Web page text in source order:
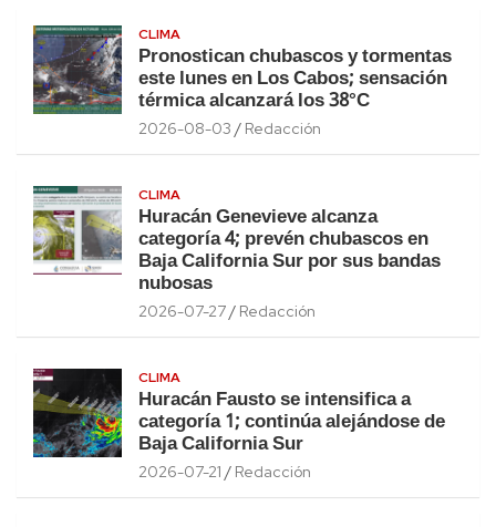
CLIMA
Pronostican chubascos y tormentas
este lunes en Los Cabos; sensación
térmica alcanzará los 38°C
2026-08-03 Redacción
CLIMA
Huracán Genevieve alcanza
categoría 4; prevén chubascos en
Baja California Sur por sus bandas
nubosas
2026-07-27 Redacción
CLIMA
Huracán Fausto se intensifica a
categoría 1; continúa alejándose de
Baja California Sur
2026-07-21 Redacción